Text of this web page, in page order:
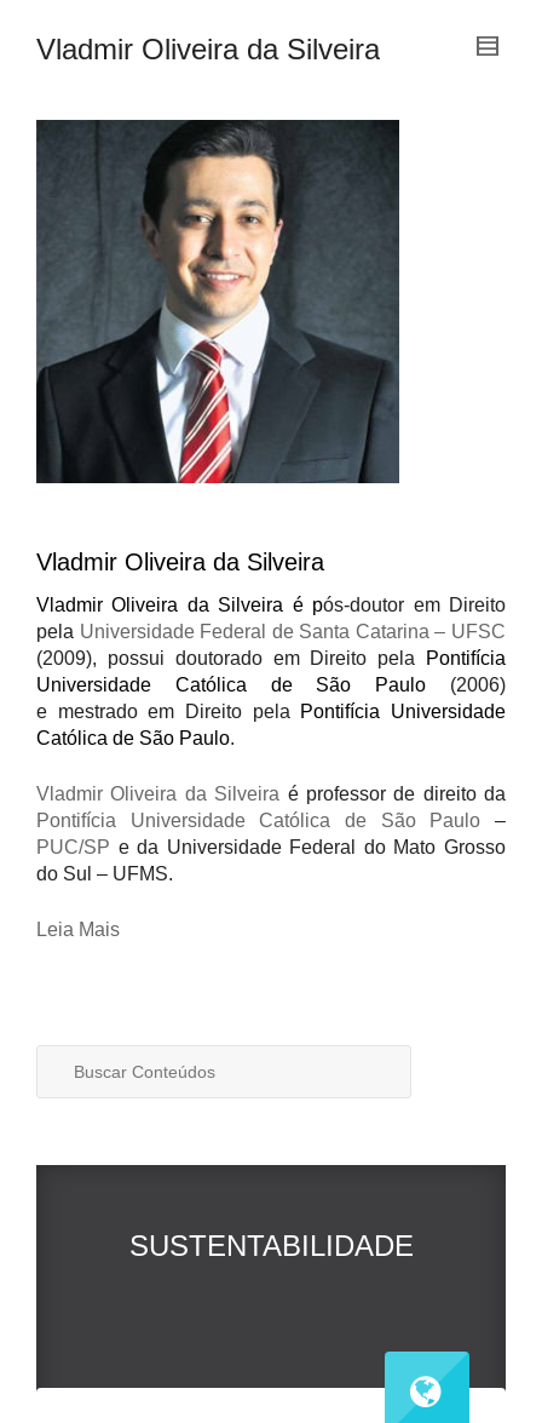
Vladmir Oliveira da Silveira
Vladmir Oliveira da Silveira
Vladmir Oliveira da Silveira é pós-doutor em Direito
pela Universidade Federal de Santa Catarina – UFSC
(2009), possui doutorado em Direito pela
Pontifícia
Universidade Católica de São Paulo (2006)
e mestrado em Direito pela Pontifícia Universidade
Católica de São Paulo.
Vladmir Oliveira da Silveira é professor de direito da
Pontifícia Universidade Católica de São Paulo –
PUC/SP e da Universidade Federal do Mato Grosso
do Sul – UFMS.
Leia Mais
SUSTENTABILIDADE